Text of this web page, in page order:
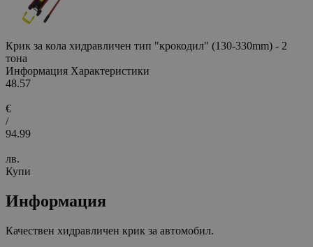
Крик за кола хидравличен тип "крокодил" (130-330mm) - 2
тона
Информация Характеристики
48.57
€
/
94.99
лв.
Купи
Информация
Качествен хидравличен крик за автомобил.